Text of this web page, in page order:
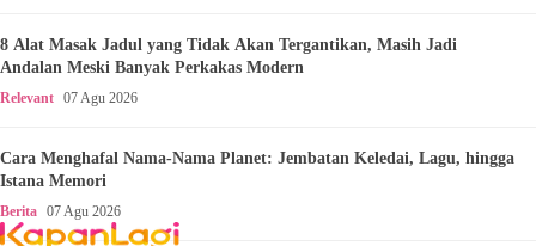
8 Alat Masak Jadul yang Tidak Akan Tergantikan, Masih Jadi
Andalan Meski Banyak Perkakas Modern
Relevant 07 Agu 2026
Cara Menghafal Nama-Nama Planet: Jembatan Keledai, Lagu, hingga
Istana Memori
Berita 07 Agu 2026